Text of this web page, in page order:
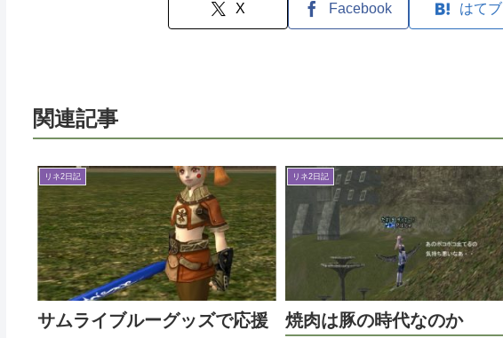
X Facebook はてブ
関連記事
リネ2日記
サムライブルーグッズで応援
リネ2日記
焼肉は豚の時代なのか